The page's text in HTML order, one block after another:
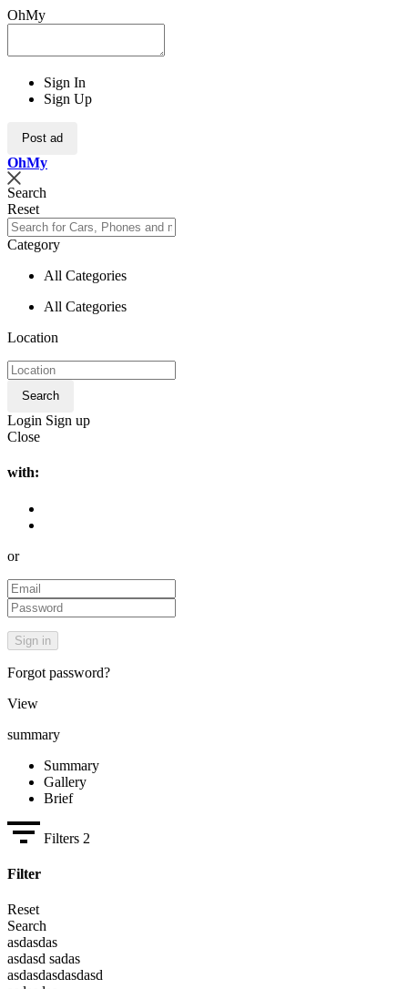
OhMy
Sign In
Sign Up
Post ad
OhMy
Search
Reset
Category
All Categories
All Categories
Location
Search
Login Sign up
Close
with:
or
Forgot password?
View
summary
Summary
Gallery
Brief
Filters 2
Filter
Reset
Search
asdasdas
asdasd sadas
asdasdasdasdasd